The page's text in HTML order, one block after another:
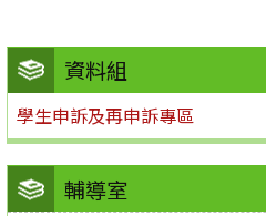
資料組
學生申訴及再申訴專區
輔導室